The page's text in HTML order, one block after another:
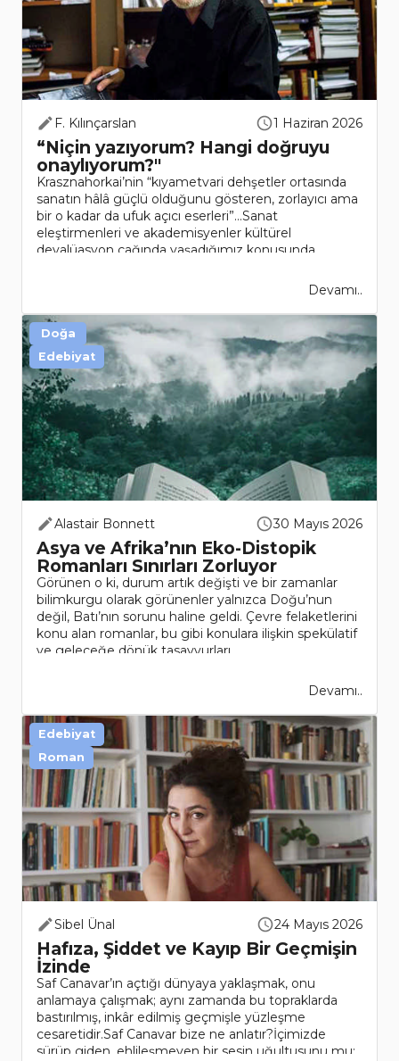
F. Kılınçarslan 1 Haziran 2026
“Niçin yazıyorum? Hangi doğruyu
onaylıyorum?"
Krasznahorkai’nin “kıyametvari dehşetler ortasında
sanatın hâlâ güçlü olduğunu gösteren, zorlayıcı ama
bir o kadar da ufuk açıcı eserleri”…Sanat
eleştirmenleri ve akademisyenler kültürel
devalüasyon çağında yaşadığımız konusunda
Devamı..
Alastair Bonnett 30 Mayıs 2026
Asya ve Afrika’nın Eko-Distopik
Romanları Sınırları Zorluyor
Görünen o ki, durum artık değişti ve bir zamanlar
bilimkurgu olarak görünenler yalnızca Doğu’nun
değil, Batı’nın sorunu haline geldi. Çevre felaketlerini
konu alan romanlar, bu gibi konulara ilişkin spekülatif
ve geleceğe dönük tasavvurları..
Devamı..
Doğa
Edebiyat
Sibel Ünal 24 Mayıs 2026
Hafıza, Şiddet ve Kayıp Bir Geçmişin
İzinde
Saf Canavar’ın açtığı dünyaya yaklaşmak, onu
anlamaya çalışmak; aynı zamanda bu topraklarda
bastırılmış, inkâr edilmiş geçmişle yüzleşme
cesaretidir.Saf Canavar bize ne anlatır?İçimizde
sürüp giden, ehlileşmeyen bir sesin uğultusunu mu;
Edebiyat
Roman